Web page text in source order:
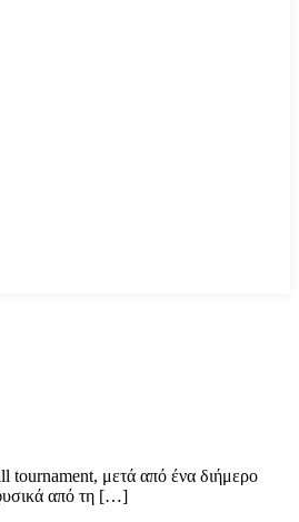
tournament, μετά από ένα διήμερο
από τη […]